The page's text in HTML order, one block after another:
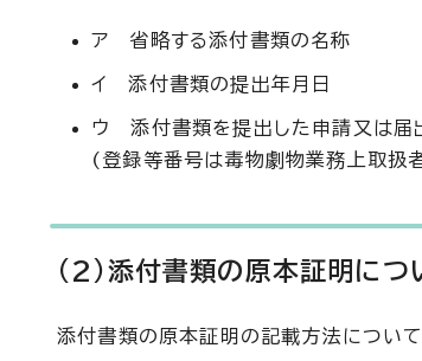
ア 省略する添付書類の名称
イ 添付書類の提出年月日
ウ 添付書類を提出した申請又は届
(登録等番号は毒物劇物業務上取扱
(2)添付書類の原本証明につ
添付書類の原本証明の記載方法につい